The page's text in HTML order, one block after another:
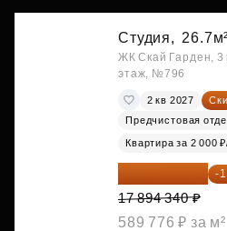
Студия, 26.7м²
ЖК Скай Гарден, 3
этаж, №796
2 кв 2027
Предчистовая
Квартира за 2 000
15 747 019 ₽ -
17 894 340 ₽
589 776 ₽ за м²